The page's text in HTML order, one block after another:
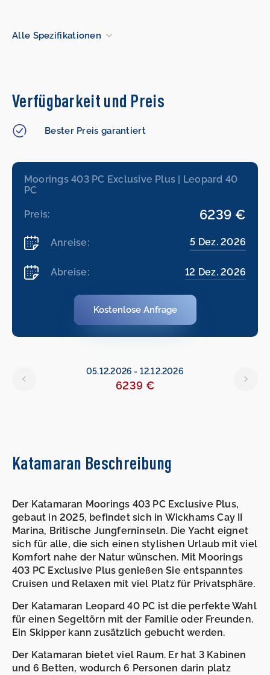
Alle Spezifikationen
Verfügbarkeit und Preis
Bester Preis garantiert
Moorings 403 PC Exclusive Plus | Leopard 40
PC
Preis: 6239 €
Anreise: 5 Dez. 2026
Abreise: 12 Dez. 2026
Kostenlose Anfrage
05.12.2026 - 12.12.2026
6239 €
Katamaran Beschreibung
Der Katamaran Moorings 403 PC Exclusive Plus,
gebaut in 2025, befindet sich in Wickhams Cay II
Marina, Britische Jungferninseln. Die Yacht eignet
sich für alle, die sich einen stylishen Urlaub mit viel
Komfort nahe der Natur wünschen. Mit Moorings
403 PC Exclusive Plus genießen Sie entspanntes
Cruisen und Relaxen mit viel Platz für Privatsphäre.
Der Katamaran Leopard 40 PC ist die perfekte Wahl
für einen Segeltörn mit der Familie oder Freunden.
Ein Skipper kann zusätzlich gebucht werden.
Der Katamaran bietet viel Raum. Er hat 3 Kabinen
und 6 Betten, wodurch 6 Personen darin platz